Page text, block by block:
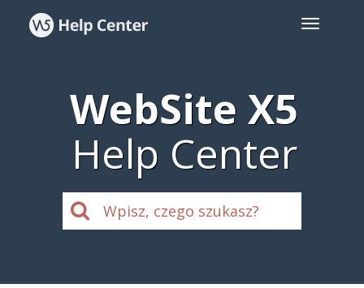
WebSite X5
Help Center